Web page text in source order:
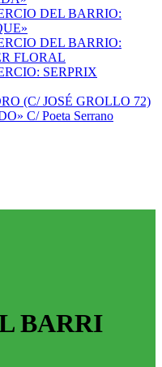
DEL BARRIO:
DEL BARRIO:
FLORAL
SERPRIX
(C/ JOSÉ GROLLO 72)
C/ Poeta Serrano
BARRI